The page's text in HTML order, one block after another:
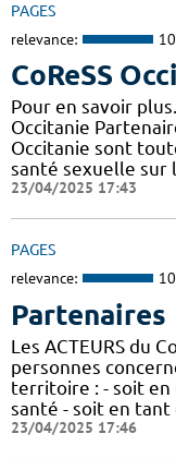
PAGES
relevance:
CoReSS
Pour en savoir
Occitanie
Occitanie sont
santé sexuelle sur
23/04/2025 17:43
PAGES
relevance:
Partenaires
Les ACTEURS du
personnes
territoire : - soit en
santé - soit en tant
23/04/2025 17:46